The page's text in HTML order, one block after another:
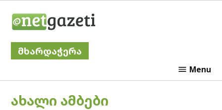
მხარდაჭერა
Menu
POSTED
ᲐᲮᲐᲚᲘ ᲐᲛᲑᲔᲑᲘ